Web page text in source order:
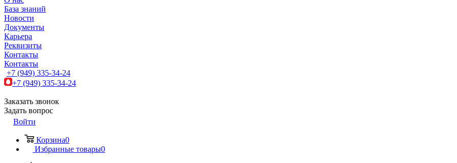
База знаний
Новости
Документы
Карьера
Реквизиты
Контакты
Контакты
+7 (949) 335-34-24
+7 (949) 335-34-24
Заказать звонок
Задать вопрос
Войти
Корзина0
Избранные товары0